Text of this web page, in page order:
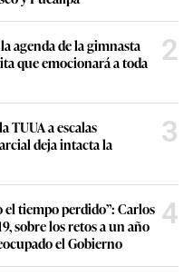
agenda de la gimnasta
que emocionará a toda
2
TUUA a escalas
deja intacta la
3
tiempo perdido”: Carlos
sobre los retos a un año
el Gobierno
4